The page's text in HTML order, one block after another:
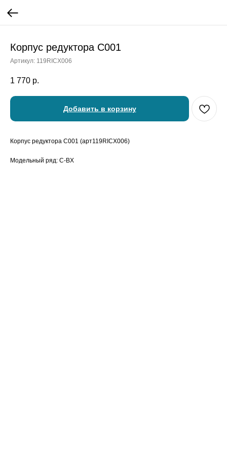
Корпус редуктора C001
Артикул: 119RICX006
1 770 р.
Добавить в корзину
Корпус редуктора C001 (арт119RICX006)
Модельный ряд: C-BX